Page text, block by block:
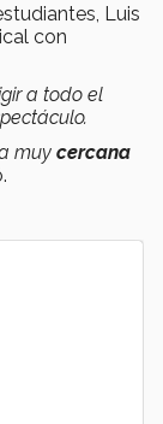
Luis
con
a todo el
muy cercana